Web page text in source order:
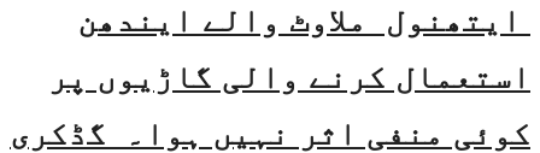
ایتھنول ملاوٹ والے ایندھن
استعمال کرنے والی گاڑیوں پر
کوئی منفی اثر نہیں ہوا۔ گڈکری